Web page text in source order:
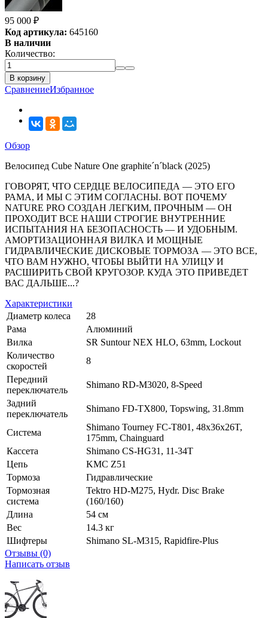
95 000 ₽
Код артикула: 645160
В наличии
Количество:
В корзину
СравнениеИзбранное
Обзор
Велосипед Cube Nature One graphite´n´black (2025)
ГОВОРЯТ, ЧТО СЕРДЦЕ ВЕЛОСИПЕДА — ЭТО ЕГО
РАМА, И МЫ С ЭТИМ СОГЛАСНЫ. ВОТ ПОЧЕМУ
NATURE PRO СОЗДАН ЛЕГКИМ, ПРОЧНЫМ — ОН
ПРОХОДИТ ВСЕ НАШИ СТРОГИЕ ВНУТРЕННИЕ
ИСПЫТАНИЯ НА БЕЗОПАСНОСТЬ — И УДОБНЫМ.
АМОРТИЗАЦИОННАЯ ВИЛКА И МОЩНЫЕ
ГИДРАВЛИЧЕСКИЕ ДИСКОВЫЕ ТОРМОЗА — ЭТО ВСЕ,
ЧТО ВАМ НУЖНО, ЧТОБЫ ВЫЙТИ НА УЛИЦУ И
РАСШИРИТЬ СВОЙ КРУГОЗОР. КУДА ЭТО ПРИВЕДЕТ
ВАС ДАЛЬШЕ...?
Характеристики
Диаметр колеса
28
Рама
Алюминий
Вилка
SR Suntour NEX HLO, 63mm, Lockout
Количество
скоростей
8
Передний
переключатель
Shimano RD-M3020, 8-Speed
Задний
переключатель
Shimano FD-TX800, Topswing, 31.8mm
Система
Shimano Tourney FC-T801, 48x36x26T,
175mm, Chainguard
Кассета
Shimano CS-HG31, 11-34T
Цепь
KMC Z51
Тормоза
Гидравлические
Тормозная
система
Tektro HD-M275, Hydr. Disc Brake
(160/160)
Длина
54 см
Вес
14.3 кг
Шифтеры
Shimano SL-M315, Rapidfire-Plus
Отзывы (0)
Написать отзыв